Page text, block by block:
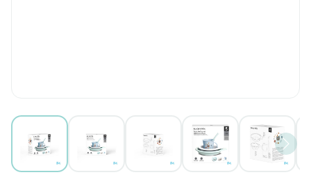
View larger image View larger imageView larger image
View